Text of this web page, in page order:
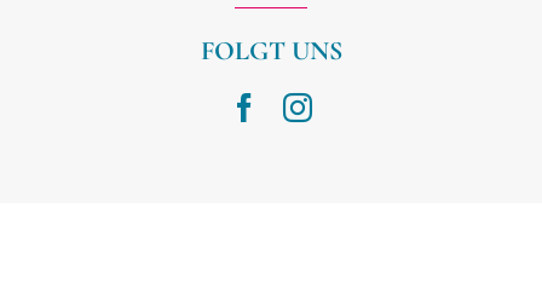
FOLGT UNS